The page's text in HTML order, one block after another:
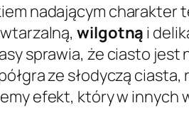
nadającym charakter
wilgotną i
sprawia, że ciasto jest
ze słodyczą
efekt, który w innych